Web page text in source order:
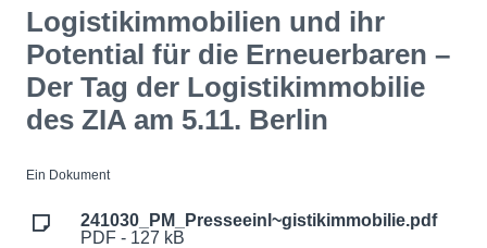
Logistikimmobilien und ihr
Potential für die Erneuerbaren –
Der Tag der Logistikimmobilie
des ZIA am 5.11. Berlin
Ein Dokument
241030_PM_Presseeinl~gistikimmobilie.pdf
PDF - 127 kB